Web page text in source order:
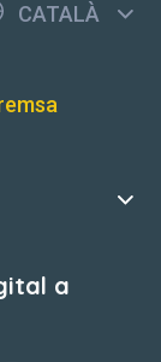
CATALÀ
a